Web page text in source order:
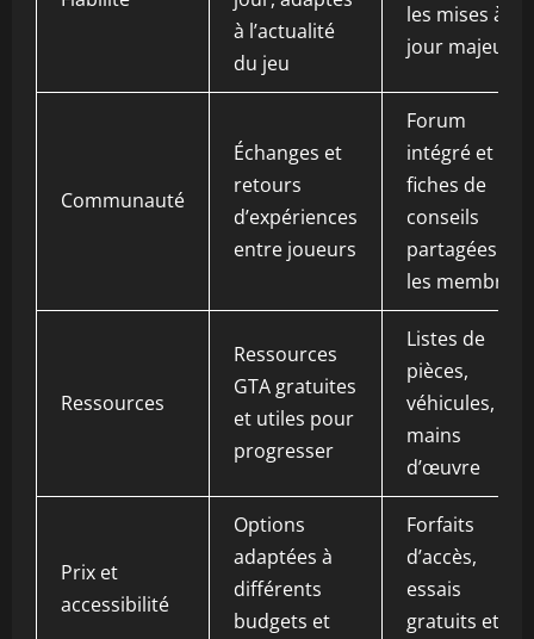
à l’actualité
du jeu
les mises à
jour majeures
Communauté
Échanges et
retours
d’expériences
entre joueurs
Forum
intégré et
fiches de
conseils
partagées par
les membres
Ressources
Ressources
GTA gratuites
et utiles pour
progresser
Listes de
pièces,
véhicules, et
mains
d’œuvre
Prix et
accessibilité
Options
adaptées à
différents
budgets et
Forfaits
d’accès,
essais
gratuits et